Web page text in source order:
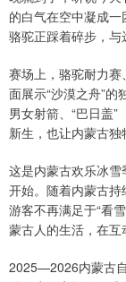
的白气在空中凝成
骆驼正踩着碎步，与
赛场上，骆驼耐力
面展示“沙漠之舟”的
男女射箭、“巴日盖
新生，也让内蒙古独
这是内蒙古欢乐冰雪
开始。随着内蒙古
游客不再满足于“看
蒙古人的生活，在互
2025—2026内蒙古